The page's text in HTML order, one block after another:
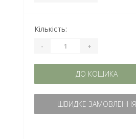
Кількість:
- +
ДО КОШИКА
ШВИДКЕ ЗАМОВЛЕННЯ